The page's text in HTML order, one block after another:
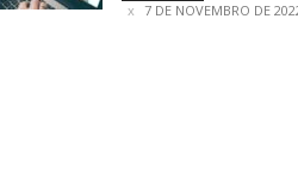
7 DE NOVEMBRO DE